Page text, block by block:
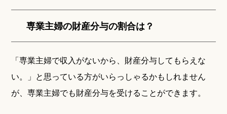
専業主婦の財産分与の割合は？
「専業主婦で収入がないから、財産分与してもらえな
い。」と思っている方がいらっしゃるかもしれません
が、専業主婦でも財産分与を受けることができます。